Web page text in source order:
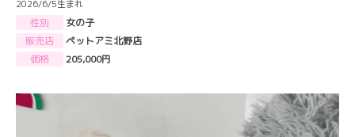
2026/6/5生まれ
性別
女の子
販売店
ペットアミ北野店
価格
205,000円